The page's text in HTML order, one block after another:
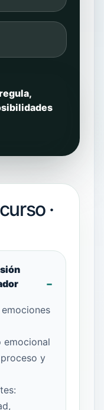
·
emocional
y